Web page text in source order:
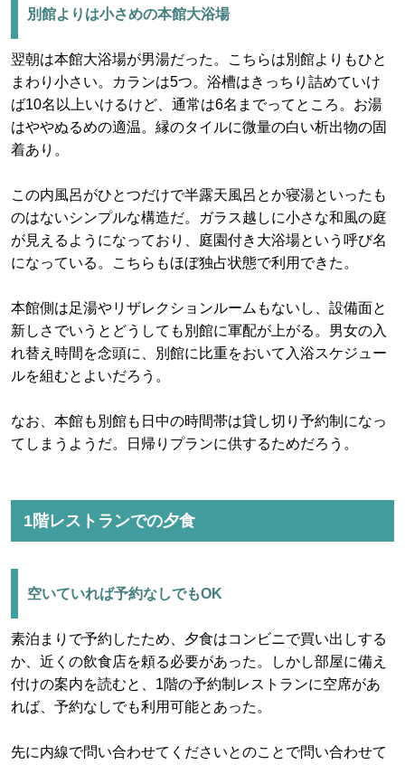
別館よりは小さめの本館大浴場
翌朝は本館大浴場が男湯だった。こちらは別館よりもひと
まわり小さい。カランは5つ。浴槽はきっちり詰めていけ
ば10名以上いけるけど、通常は6名までってところ。お湯
はややぬるめの適温。縁のタイルに微量の白い析出物の固
着あり。
この内風呂がひとつだけで半露天風呂とか寝湯といったも
のはないシンプルな構造だ。ガラス越しに小さな和風の庭
が見えるようになっており、庭園付き大浴場という呼び名
になっている。こちらもほぼ独占状態で利用できた。
本館側は足湯やリザレクションルームもないし、設備面と
新しさでいうとどうしても別館に軍配が上がる。男女の入
れ替え時間を念頭に、別館に比重をおいて入浴スケジュー
ルを組むとよいだろう。
なお、本館も別館も日中の時間帯は貸し切り予約制になっ
てしまうようだ。日帰りプランに供するためだろう。
1階レストランでの夕食
空いていれば予約なしでもOK
素泊まりで予約したため、夕食はコンビニで買い出しする
か、近くの飲食店を頼る必要があった。しかし部屋に備え
付けの案内を読むと、1階の予約制レストランに空席があ
れば、予約なしでも利用可能とあった。
先に内線で問い合わせてくださいとのことで問い合わせて